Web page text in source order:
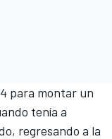
para montar un
tenía a
regresando a la